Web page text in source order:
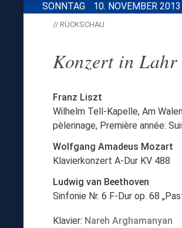
SONNTAG 10. NOVEMBER 2013
// RÜCKSCHAU
Konzert in Lahr
Franz Liszt
Wilhelm Tell-Kapelle, Am
pèlerinage, Première année:
Wolfgang Amadeus Mozart
Klavierkonzert A-Dur KV 488
Ludwig van Beethoven
Sinfonie Nr. 6 F-Dur op. 68
Klavier: Nareh Arghamanyan